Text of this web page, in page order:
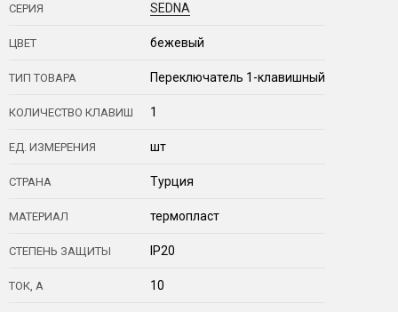
СЕРИЯ SEDNA
ЦВЕТ бежевый
ТИП ТОВАРА Переключатель 1-клавишный
КОЛИЧЕСТВО КЛАВИШ 1
ЕД. ИЗМЕРЕНИЯ шт
СТРАНА Турция
МАТЕРИАЛ термопласт
СТЕПЕНЬ ЗАЩИТЫ IP20
ТОК, А 10